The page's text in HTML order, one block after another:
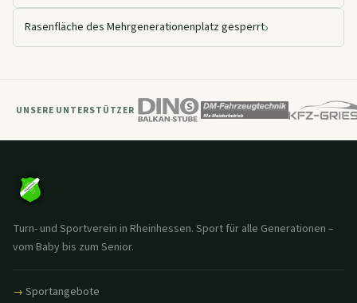
Rasenfläche des Mehrgenerationenplatz gesperrt›
UNSERE UNTERSTÜTZER
Turn- und Sportverein in Rheinhessen. Sport für alle Generationen –
vom Baby bis zum Senior.
Sportangebote